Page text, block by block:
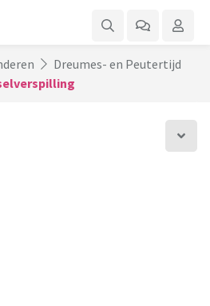
Dreumes- en Peutertijd